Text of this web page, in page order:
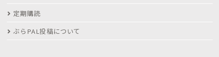
定期購読
ぶらPAL投稿について